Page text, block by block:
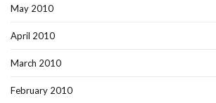
May 2010
April 2010
March 2010
February 2010